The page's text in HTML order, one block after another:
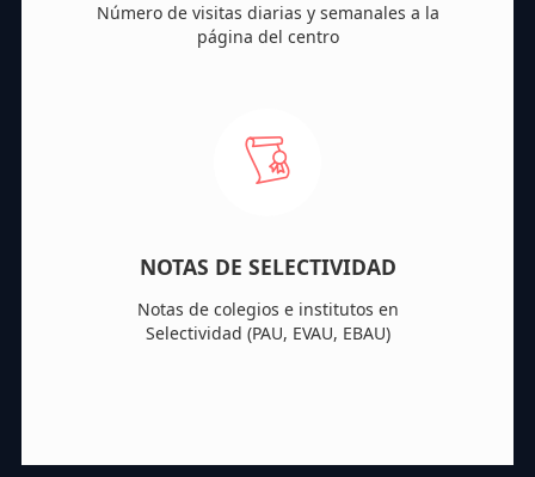
Número de visitas diarias y semanales a la
página del centro
NOTAS DE SELECTIVIDAD
Notas de colegios e institutos en
Selectividad (PAU, EVAU, EBAU)